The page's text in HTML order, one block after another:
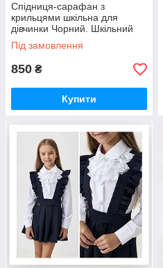
Спідниця-сарафан з
крильцями шкільна для
дівчинки Чорний. Шкільний
сарафан для дівчаток
Під замовлення
850 ₴
Купити